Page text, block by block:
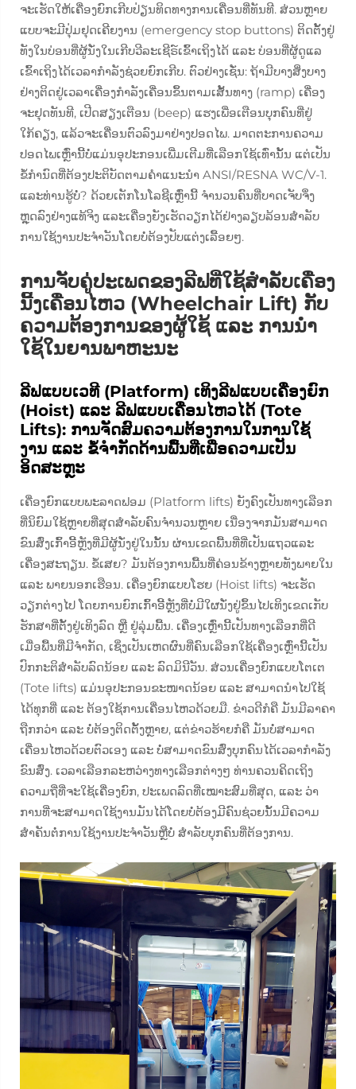
ຈະເຮັດໃຫ້ເຄື່ອງຍົກເກີບປ່ຽນທິດທາງການເຄື່ອນທີ່ທັນທີ. ສ່ວນຫຼາຍ
ແບບຈະມີປຸ່ມຢຸດເຄີຍງານ (emergency stop buttons) ຕິດຕັ້ງຢູ່
ທັງໃນບ່ອນທີ່ຜູ້ນັ່ງໃນເກີບວີລະເຊີຣ໌ເຂົ້າເຖິງໄດ້ ແລະ ບ່ອນທີ່ຜູ້ດູແລ
ເຂົ້າເຖິງໄດ້ເວລາກຳລັງຊ່ວຍຍົກເກີບ. ຕົວຢ່າງເຊັ່ນ: ຖ້າມີບາງສິ່ງບາງ
ຢ່າງຕິດຢູ່ເວລາເຄື່ອງກຳລັງເຄື່ອນຂຶ້ນຕາມເສັ້ນທາງ (ramp) ເຄື່ອງ
ຈະຢຸດທັນທີ, ເປີດສຽງເຕືອນ (beep) ແຮງເພື່ອເຕືອນບຸກຄົນທີ່ຢູ່
ໃກ້ຄຽງ, ແລ້ວຈະເຄື່ອນຕົວລົງມາຢ່າງປອດໄພ. ມາດຕະການຄວາມ
ປອດໄພເຫຼົ່ານີ້ບໍ່ແມ່ນອຸປະກອນເພີ່ມເຕີມທີ່ເລືອກໃຊ້ເທົ່ານັ້ນ ແຕ່ເປັນ
ຂໍ້ກຳນົດທີ່ຕ້ອງປະຕິບັດຕາມຄຳແນະນຳ ANSI/RESNA WC/V-1.
ແລະທ່ານຮູ້ບໍ່? ດ້ວຍເຕັກໂນໂລຊີເຫຼົ່ານີ້ ຈຳນວນຄົນທີ່ບາດເຈັບຈຶ່ງ
ຫຼຸດລົງຢ່າງແທ້ຈິງ ແລະເຄື່ອງຍັງເຮັດວຽກໄດ້ຢ່າງລຽບລ້ອນສຳລັບ
ການໃຊ້ງານປະຈຳວັນໂດຍບໍ່ຕ້ອງປັບແຕ່ງເລື້ອຍໆ.
ການຈັບຄູ່ປະເພດຂອງລີຟທີ່ໃຊ້ສຳລັບເຄື່ອງ
ນີ້ງເຄື່ອນໄຫວ (Wheelchair Lift) ກັບ
ຄວາມຕ້ອງການຂອງຜູ້ໃຊ້ ແລະ ການນຳ
ໃຊ້ໃນຍານພາຫະນະ
ລີຟແບບເວທີ (Platform) ເທິງລີຟແບບເຄື່ອງຍົກ
(Hoist) ແລະ ລີຟແບບເຄື່ອນໄຫວໄດ້ (Tote
Lifts): ການຈັດສົມຄວາມຕ້ອງການໃນການໃຊ້
ງານ ແລະ ຂໍ້ຈຳກັດດ້ານພື້ນທີ່ເພື່ອຄວາມເປັນ
ອິດສະຫຼະ
ເຄື່ອງຍົກແບບພະລາດຟອມ (Platform lifts) ຍັງຄົງເປັນທາງເລືອກ
ທີ່ນິຍົມໃຊ້ຫຼາຍທີ່ສຸດສຳລັບຄົນຈຳນວນຫຼາຍ ເນື່ອງຈາກມັນສາມາດ
ຂົນສົ່ງເກົ້າອີ້ຫຼັງທີ່ມີຜູ້ນັ່ງຢູ່ໃນນັ້ນ ຜ່ານເຂດພື້ນທີ່ທີ່ເປັນແຖວແລະ
ເຄື່ອງສະຖຽນ. ຂໍ້ເສຍ? ມັນຕ້ອງການພື້ນທີ່ຄ່ອນຂ້າງຫຼາຍທັງພາຍໃນ
ແລະ ພາຍນອກເຮືອນ. ເຄື່ອງຍົກແບບໂຮຍ (Hoist lifts) ຈະເຮັດ
ວຽກຕ່າງໄປ ໂດຍການຍົກເກົ້າອີ້ຫຼັງທີ່ບໍ່ມີໃຜນັ່ງຢູ່ຂຶ້ນໄປເທິງເຂດເກັບ
ຮັກສາທີ່ຕັ້ງຢູ່ເທິງລົດ ຫຼື ຢູ່ລຸ່ມພື້ນ. ເຄື່ອງເຫຼົ່ານີ້ເປັນທາງເລືອກທີ່ດີ
ເມື່ອພື້ນທີ່ມີຈຳກັດ, ເຊິ່ງເປັນເຫດຜົນທີ່ຄົນເລືອກໃຊ້ເຄື່ອງເຫຼົ່ານີ້ເປັນ
ປົກກະຕິສຳລັບລົດນ້ອຍ ແລະ ລົດມິນີວັນ. ສ່ວນເຄື່ອງຍົກແບບໂຕເຕ
(Tote lifts) ແມ່ນອຸປະກອນຂະໜາດນ້ອຍ ແລະ ສາມາດນຳໄປໃຊ້
ໄດ້ທຸກທີ່ ແລະ ຕ້ອງໃຊ້ການເຄື່ອນໄຫວດ້ວຍມື. ຂ່າວດີກໍຄື ມັນມີລາຄາ
ຖືກກວ່າ ແລະ ບໍ່ຕ້ອງຕິດຕັ້ງຫຼາຍ, ແຕ່ຂ່າວຮ້າຍກໍຄື ມັນບໍ່ສາມາດ
ເຄື່ອນໄຫວດ້ວຍຕົວເອງ ແລະ ບໍ່ສາມາດຂົນສົ່ງບຸກຄົນໄດ້ເວລາກຳລັງ
ຂົນສົ່ງ. ເວລາເລືອກລະຫວ່າງທາງເລືອກຕ່າງໆ ທ່ານຄວນຄິດເຖິງ
ຄວາມຖີ່ທີ່ຈະໃຊ້ເຄື່ອງຍົກ, ປະເພດລົດທີ່ເໝາະສົມທີ່ສຸດ, ແລະ ວ່າ
ການທີ່ຈະສາມາດໃຊ້ງານມັນໄດ້ໂດຍບໍ່ຕ້ອງມີຄົນຊ່ວຍນັ້ນມີຄວາມ
ສຳຄັນຕໍ່ການໃຊ້ງານປະຈຳວັນຫຼືບໍ່ ສຳລັບບຸກຄົນທີ່ຕ້ອງການ.